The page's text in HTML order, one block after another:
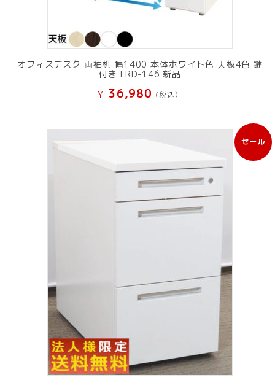
オフィスデスク 両袖机 幅1400 本体ホワイト色 天板4色 鍵
付き LRD-146 新品
¥ 36,980 (税込）
セール
販
売